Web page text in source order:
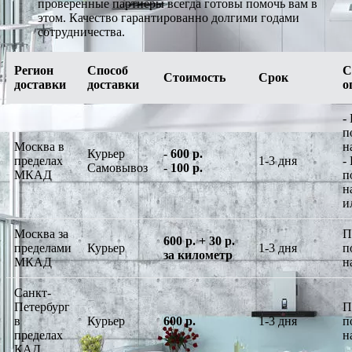
проверенные партнеры всегда готовы помочь вам в
этом. Качество гарантированно долгими годами
сотрудничества.
Регион
доставки
Способ
доставки
Стоимость Срок
Москва в
пределах
МКАД
Курьер
Самовывоз
-600 р.
-100 р.
1-3 дня
-
-
Москва за
пределами
МКАД
Курьер
600 р. + 30 р.
за километр
1-3 дня
Санкт-
Петербург
в
пределах
КАД
Курьер 600 р. 1-3 дня